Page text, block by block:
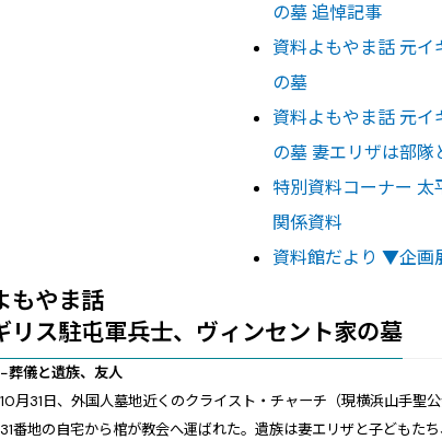
の墓 追悼記事
資料よもやま話 元
の墓
資料よもやま話 元
の墓 妻エリザは部隊
特別資料コーナー
関係資料
資料館だより ▼企画
もやま話
リス駐屯軍兵士、ヴィンセント家の墓
葬儀と遺族、友人
月31日、外国人墓地近くのクライスト・チャーチ（現横浜山手聖
番地の自宅から棺が教会へ運ばれた。遺族は妻エリザと子どもたち